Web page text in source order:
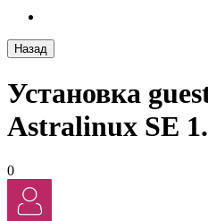
Назад
Установка
Astralinux SE
0